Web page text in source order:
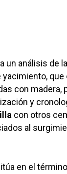
un análisis de
que
con madera,
y
con otros
al
en el